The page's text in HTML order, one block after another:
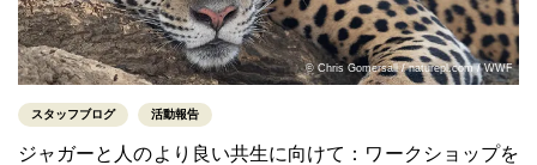
© Chris Gomersall / naturepl.com / WWF
スタッフブログ 活動報告
ジャガーと人のより良い共生に向けて：ワークショップを